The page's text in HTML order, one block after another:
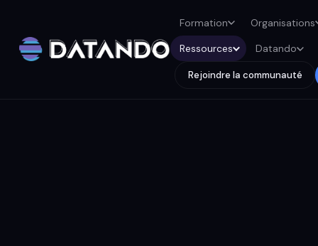
Formation Organisations
Ressources Datando
Rejoindre la communauté